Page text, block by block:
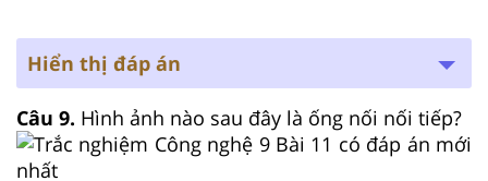
Hiển thị đáp án
Câu 9. Hình ảnh nào sau đây là ống nối nối tiếp?